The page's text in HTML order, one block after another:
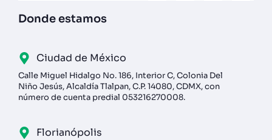
Donde estamos
Ciudad de México
Calle Miguel Hidalgo No. 186, Interior C, Colonia Del
Niño Jesús, Alcaldía Tlalpan, C.P. 14080, CDMX, con
número de cuenta predial 053216270008.
Florianópolis